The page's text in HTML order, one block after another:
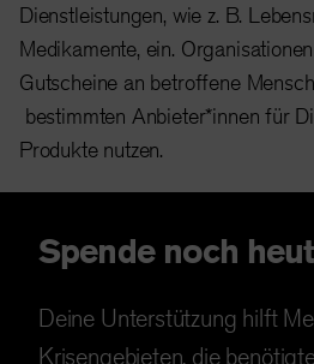
Dienstleistungen, wie z. B.
Medikamente, ein.
Gutscheine an betroffene
bestimmten Anbieter*innen für
Produkte nutzen.
Spende noch
Deine Unterstützung hilft
Krisengebieten, die